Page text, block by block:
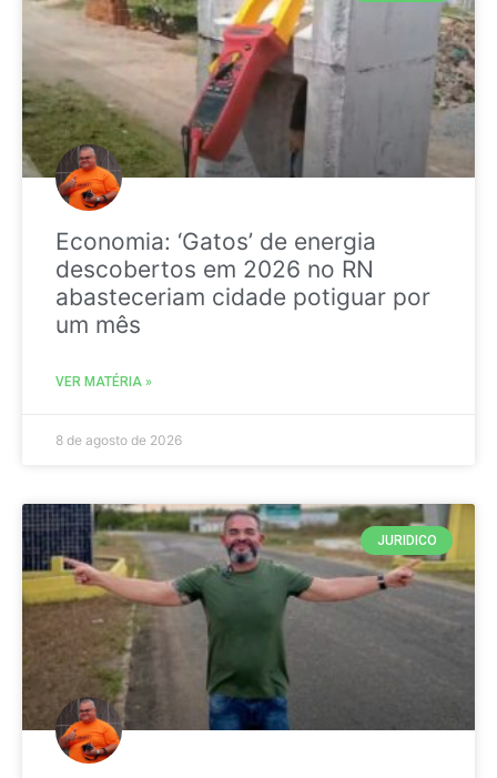
Economia: ‘Gatos’ de energia
descobertos em 2026 no RN
abasteceriam cidade potiguar por
um mês
VER MATÉRIA »
8 de agosto de 2026
JURIDICO